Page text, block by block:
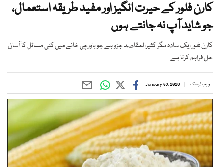
کارن فلور کے حیرت انگیز اور مفید طریقہ استعمال،
جو شاید آپ نہ جانتے ہوں
کارن فلور ایک سادہ مگر کثیرالمقاصد جزو ہے جو باورچی خانے میں کئی مسائل کا آسان
حل فراہم کرتا ہے
ویب ڈیسک January 03, 2026